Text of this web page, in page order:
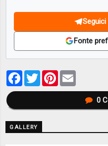
Fonte
Facebook
TwitterPinterest
0
GALLERY